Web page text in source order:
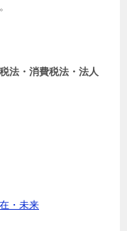
法・消費税法・法人
・未来